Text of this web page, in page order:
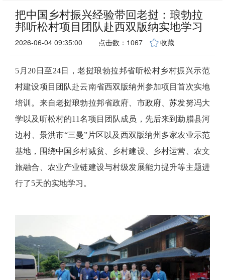
把中国乡村振兴经验带回老挝：琅勃拉
邦听松村项目团队赴西双版纳实地学习
2026-06-04 09:35:00 点击数：1067 收藏
5月20日至24日，老挝琅勃拉邦省听松村乡村振兴示范
村建设项目团队赴云南省西双版纳州参加项目首次实地
培训。来自老挝琅勃拉邦省政府、市政府、苏发努冯大
学以及听松村的11名项目团队成员，先后来到勐腊县河
边村、景洪市“三曼”片区以及西双版纳州多家农业示范
基地，围绕中国乡村减贫、乡村建设、乡村运营、农文
旅融合、农业产业链建设与村级发展能力提升等主题进
行了5天的实地学习。